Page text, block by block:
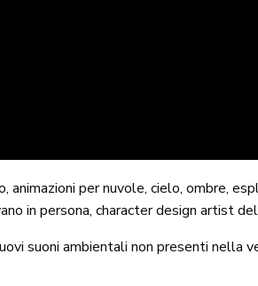
animazioni per nuvole, cielo, ombre,
in persona, character design artist
suoni ambientali non presenti nella